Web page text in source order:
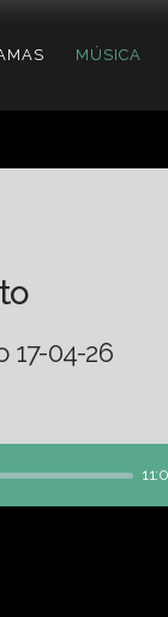
MÚSICA
17-04-26